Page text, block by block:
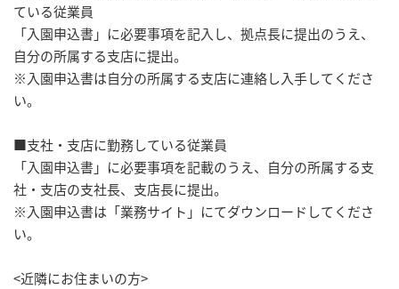
ている従業員
「入園申込書」に必要事項を記入し、拠点長に提出のうえ、
自分の所属する支店に提出。
※入園申込書は自分の所属する支店に連絡し入手してくださ
い。
■支社・支店に勤務している従業員
「入園申込書」に必要事項を記載のうえ、自分の所属する支
社・支店の支社長、支店長に提出。
※入園申込書は「業務サイト」にてダウンロードしてくださ
い。
<近隣にお住まいの方>